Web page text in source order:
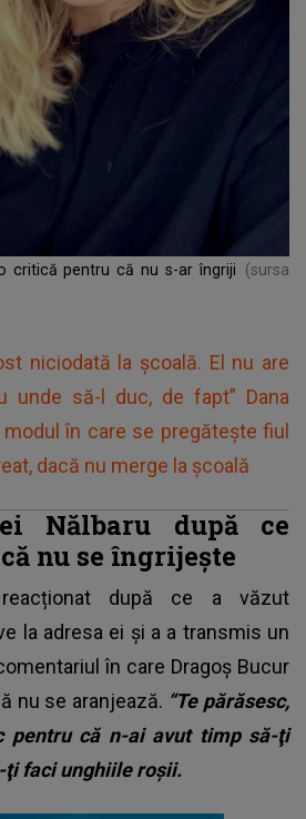
critică pentru că nu s-ar îngriji
(sursa
niciodată la școală. El nu are
unde să-l duc, de fapt” Dana
în care se pregăteşte fiul
dacă nu merge la școală
Nălbaru după ce
nu se îngrijește
după ce a văzut
la adresa ei și a a transmis un
în care Dragoș Bucur
nu se aranjează. “Te părăsesc,
pentru că n-ai avut timp să-ţi
ţi faci unghiile roşii.